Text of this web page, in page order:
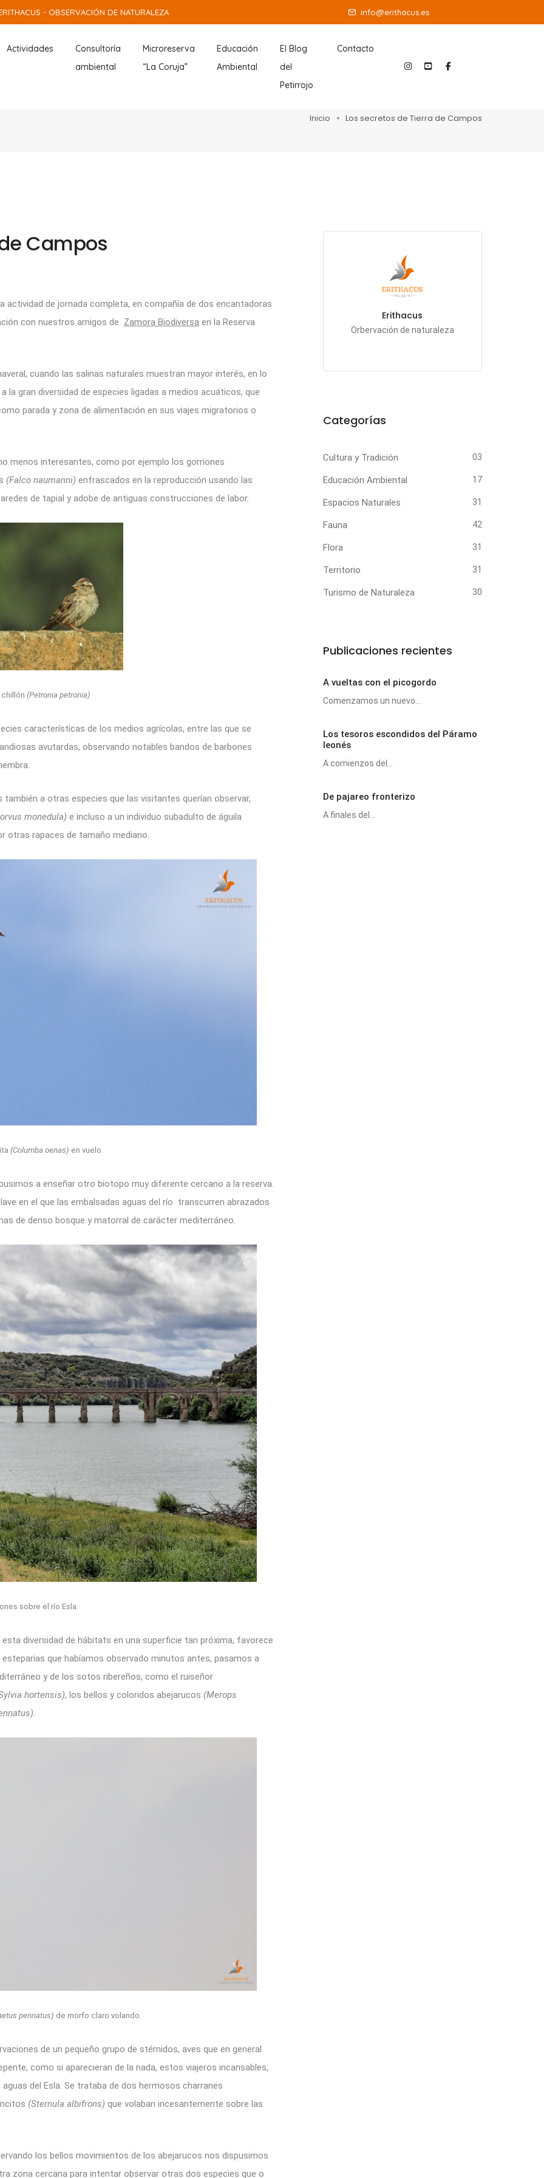
- OBSERVACIÓN DE NATURALEZA info@erithacus.es
Actividades
Consultoría
ambiental
Microreserva
“La Coruja”
Educación
Ambiental
El Blog
del
Petirrojo
Contacto
MediaMediaMedia
Inicio Los secretos de Tierra de Campos
Campos
actividad de jornada completa, en compañía de dos encantadoras
con nuestros amigos de Zamora Biodiversa en la Reserva
cuando las salinas naturales muestran mayor interés, en lo
la gran diversidad de especies ligadas a medios acuáticos, que
parada y zona de alimentación en sus viajes migratorios o
menos interesantes, como por ejemplo los gorriones
(Falco naumanni) enfrascados en la reproducción usando las
de tapial y adobe de antiguas construcciones de labor.
chillón(Petronia petronia)
características de los medios agrícolas, entre las que se
avutardas, observando notables bandos de barbones
también a otras especies que las visitantes querían observar,
monedula) e incluso a un individuo subadulto de águila
otras rapaces de tamaño mediano.
(Columba oenas) en vuelo.
a enseñar otro biotopo muy diferente cercano a la reserva.
en el que las embalsadas aguas del río transcurren abrazados
de denso bosque y matorral de carácter mediterráneo.
sobre el río Esla.
diversidad de hábitats en una superficie tan próxima, favorece
que habíamos observado minutos antes, pasamos a
y de los sotos ribereños, como el ruiseñor
hortensis), los bellos y coloridos abejarucos (Merops
pennatus) de morfo claro volando.
de un pequeño grupo de stérnidos, aves que en general
como si aparecieran de la nada, estos viajeros incansables,
del Esla. Se trataba de dos hermosos charranes
(Sternula albifrons) que volaban incesantemente sobre las
los bellos movimientos de los abejarucos nos dispusimos
zona cercana para intentar observar otras dos especies que o
Erithacus
Orbervación de naturaleza
Categorías
Cultura y Tradición 03
Educación Ambiental 17
Espacios Naturales 31
Fauna 42
Flora 31
Territorio 31
Turismo de Naturaleza 30
Publicaciones recientes
A vueltas con el picogordo
Comenzamos un nuevo...
Los tesoros escondidos del Páramo
leonés
A comienzos del...
De pajareo fronterizo
A finales del...